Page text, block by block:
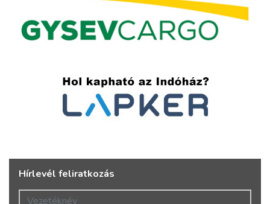
Hírlevél feliratkozás
Vezetéknév